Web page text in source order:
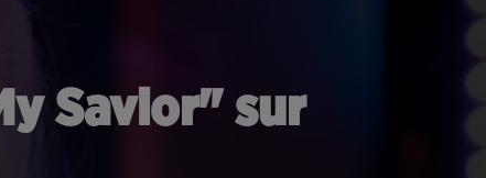
Savior" sur